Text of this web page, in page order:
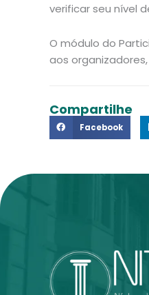
verificar seu nível
O módulo do
aos
Compartilhe
Facebook